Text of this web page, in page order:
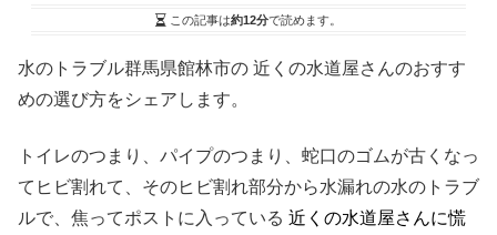
この記事は約12分で読めます。
水のトラブル群馬県館林市の 近くの水道屋さんのおすす
めの選び方をシェアします。
トイレのつまり、パイプのつまり、蛇口のゴムが古くなっ
てヒビ割れて、そのヒビ割れ部分から水漏れの水のトラブ
ルで、焦ってポストに入っている 近くの水道屋さんに慌